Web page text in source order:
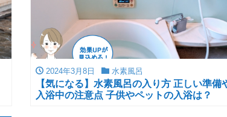
2024年3月8日 水素風呂
【気になる】水素風呂の入り方 正しい準備
入浴中の注意点 子供やペットの入浴は？